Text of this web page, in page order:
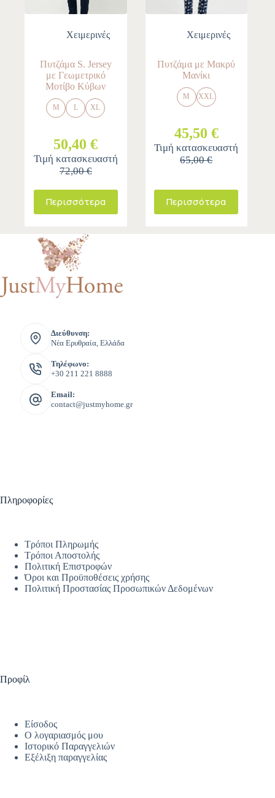
Χειμερινές
Πυτζάμα S. Jersey
με Γεωμετρικό
Μοτίβο Κύβων
M L XL
50,40 €
Τιμή κατασκευαστή
72,00 €
Περισσότερα
Χειμερινές
Πυτζάμα με Μακρύ
Μανίκι
M XXL
45,50 €
Τιμή κατασκευαστή
65,00 €
Περισσότερα
Διεύθυνση:
Νέα Ερυθραία, Ελλάδα
Τηλέφωνο:
+30 211 221 8888
Email:
contact@justmyhome.gr
Πληροφορίες
Τρόποι Πληρωμής
Τρόποι Αποστολής
Πολιτική Επιστροφών
Όροι και Προϋποθέσεις χρήσης
Πολιτική Προστασίας Προσωπικών Δεδομένων
Προφίλ
Είσοδος
Ο λογαριασμός μου
Ιστορικό Παραγγελιών
Εξέλιξη παραγγελίας